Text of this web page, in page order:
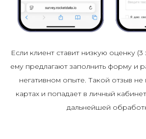
Если клиент ставит низкую оценку
ему предлагают заполнить форму и
негативном опыте. Такой отзыв не
картах и попадает в личный
дальнейшей